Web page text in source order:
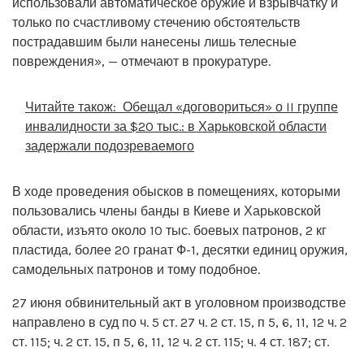
только по счастливому стечению обстоятельств
пострадавшим были нанесены лишь телесные
повреждения», — отмечают в прокуратуре.
Читайте також: Обещал «договориться» о II группе
инвалидности за $20 тыс.: в Харьковской области
задержали подозреваемого
В ходе проведения обысков в помещениях, которыми
пользовались члены банды в Киеве и Харьковской
области, изъято около 10 тыс. боевых патронов, 2 кг
пластида, более 20 гранат Ф-1, десятки единиц оружия,
самодельных патронов и тому подобное.
27 июня обвинительный акт в уголовном производстве
направлено в суд по ч. 5 ст. 27 ч. 2 ст. 15, п 5, 6, 11, 12 ч. 2
ст. 115; ч. 2 ст. 15, п 5, 6, 11, 12 ч. 2 ст. 115; ч. 4 ст. 187; ст.